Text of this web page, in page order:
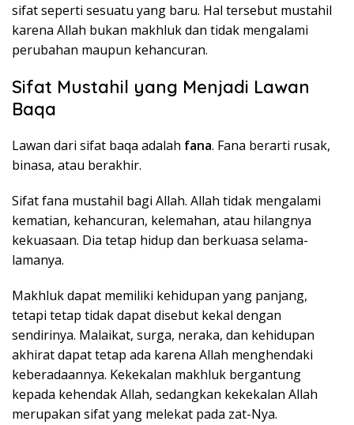
sifat seperti sesuatu yang baru. Hal tersebut mustahil
karena Allah bukan makhluk dan tidak mengalami
perubahan maupun kehancuran.
Sifat Mustahil yang Menjadi Lawan
Baqa
Lawan dari sifat baqa adalah fana. Fana berarti rusak,
binasa, atau berakhir.
Sifat fana mustahil bagi Allah. Allah tidak mengalami
kematian, kehancuran, kelemahan, atau hilangnya
kekuasaan. Dia tetap hidup dan berkuasa selama-
lamanya.
Makhluk dapat memiliki kehidupan yang panjang,
tetapi tetap tidak dapat disebut kekal dengan
sendirinya. Malaikat, surga, neraka, dan kehidupan
akhirat dapat tetap ada karena Allah menghendaki
keberadaannya. Kekekalan makhluk bergantung
kepada kehendak Allah, sedangkan kekekalan Allah
merupakan sifat yang melekat pada zat-Nya.